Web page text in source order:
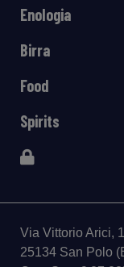
Enologia
Birra
Food
Spirits
Via Vittorio Arici,
25134 San Polo